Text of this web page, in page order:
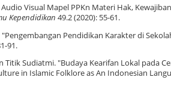
Visual Mapel PPKn Materi Hak,
Kependidikan 49.2 (2020): 55-61.
Pendidikan Karakter di
91.
Titik Sudiatmi. "Budaya Kearifan Lokal pada
in Islamic Folklore as An Indonesian